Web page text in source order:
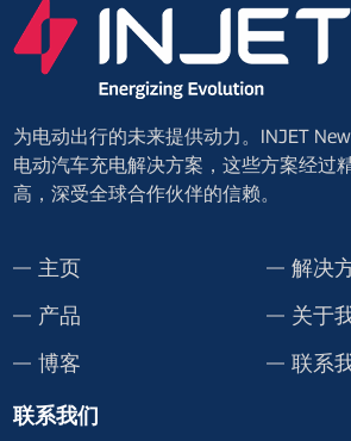
为电动出行的未来提供动力。INJET
电动汽车充电解决方案，这些方案经过
高，深受全球合作伙伴的信赖。
主页
解决
产品
关于
博客
联系
联系我们